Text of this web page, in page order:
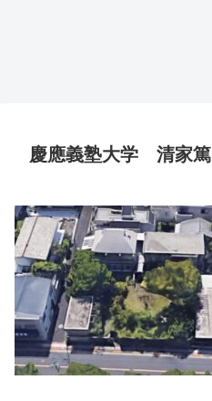
慶應義塾大学 清家篤